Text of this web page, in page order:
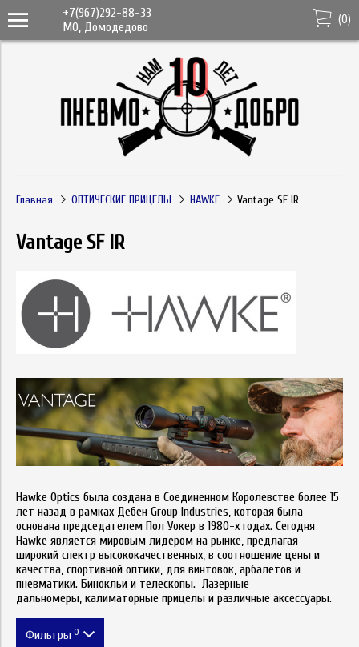
+7(967)292-88-33
МО, Домодедово
(0)
Главная ОПТИЧЕСКИЕ ПРИЦЕЛЫ HAWKE Vantage SF IR
Vantage SF IR
Hawke Optics была создана в Соединенном Королевстве более 15
лет назад в рамках Дебен Group Industries, которая была
основана председателем Пол Уокер в 1980-х годах. Сегодня
Hawke является мировым лидером на рынке, предлагая
широкий спектр высококачественных, в соотношение цены и
качества, спортивной оптики, для винтовок, арбалетов и
пневматики. Бинокльи и телескопы. Лазерные
дальномеры, калиматорные прицелы и различные аксессуары.
Фильтры 0